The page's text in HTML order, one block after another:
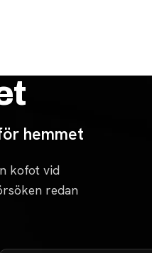
hemmet
kofot vid
redan